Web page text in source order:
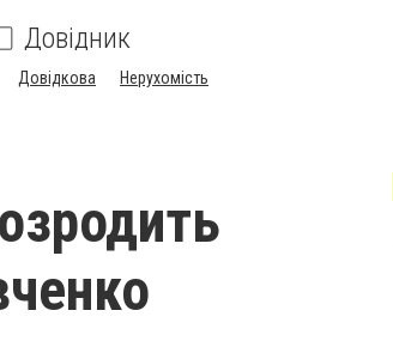
Довідник
Довідкова Нерухомість